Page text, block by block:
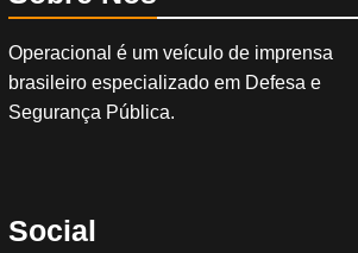
Operacional é um veículo de imprensa
brasileiro especializado em Defesa e
Segurança Pública.
Social